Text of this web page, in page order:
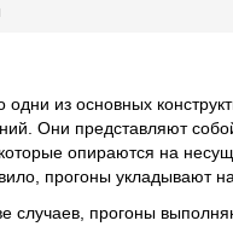
одни из основных
Они представляют
опираются на
прогоны укладывают
случаев, прогоны